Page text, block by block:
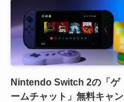
Nintendo Switch 2の「ゲ
ームチャット」無料キャン